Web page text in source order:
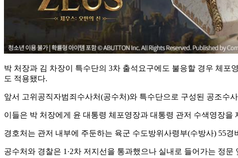
박 처장과 김 차장이 특수단의 3차 출석요구에도 불응할 경우 체포
도 적용됐다.
앞서 고위공직자범죄수사처(공수처)와 특수단으로 구성된 공조수
이들은 박 처장에게 윤 대통령 체포영장과 대통령 관저 수색영장
경호처는 관저 내부에 주둔하는 육군 수도방위사령부(수방사) 55
공수처와 경찰은 1·2차 저지선을 통과했으나 실내로 들어가는 정